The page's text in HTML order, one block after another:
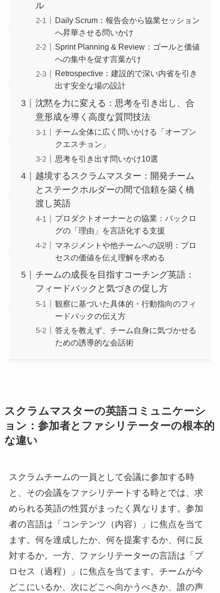
ル
Daily Scrum：報告会から協業セッション
へ昇華させる問いかけ
Sprint Planning & Review：ゴールと価値
への集中を促す言葉がけ
Retrospective：建設的で深い内省を引き
出す安全な場の設計
沈黙を力に変える：思考を引き出し、合
意形成を導く高度な質問技法
チーム全体に広く問いかける「オープン
クエスチョン」
思考を引き出す問いかけ10選
越境するスクラムマスター：開発チーム
とステークホルダーの間で信頼を築く橋
渡し英語
プロダクトオーナーとの協業：バックロ
グの「理由」を言語化する支援
マネジメントや他チームへの説明：プロ
セスの価値を伝え理解を求める
チームの成長を目指すコーチング英語：
フィードバックと気づきの促し方
観察に基づいた具体的・行動指向のフィ
ードバックの伝え方
答えを教えず、チーム自身に気づかせる
ための誘導的な会話術
スクラムマスターの英語コミュニケーシ
ョン：参加者とファシリテーターの根本的
な違い
スクラムチームの一員として会議に参加する時
と、その会議をファシリテートする時とでは、求
められる英語の性質がまったく異なります。参加
者の言語は「コンテンツ（内容）」に焦点を当て
ます。何を達成したか、何を提案するか、何に反
対するか。一方、ファシリテーターの言語は「プ
ロセス（過程）」に焦点を当てます。チームが今
どこにいるか、次にどこへ向かうべきか、誰の声